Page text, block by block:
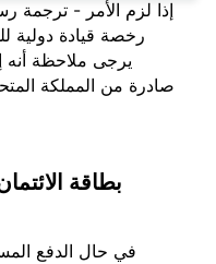
إذا لزم الأمر - ترجمة
رخصة قيادة دولية
يرجى ملاحظة أنه
صادرة من المملكة
بطاقة
في حال الدفع